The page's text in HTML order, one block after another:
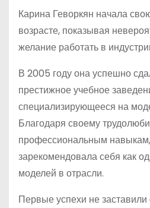
Карина Геворкян начала
возрасте, показывая
желание работать в
В 2005 году она успешно
престижное учебное
специализирующееся на
Благодаря своему
профессиональным
зарекомендовала себя как
моделей в отрасли.
Первые успехи не